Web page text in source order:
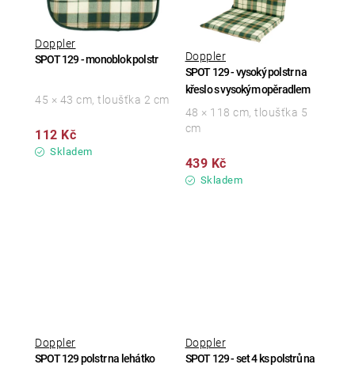
SPOT 129 - monoblok polstr
Doppler
Skladem
112 Kč
45 × 43 cm, tloušťka 2 cm
SPOT 129 - vysoký polstr na
křeslo s vysokým opěradlem
Doppler
Skladem
439 Kč
48 × 118 cm, tloušťka 5
cm
SPOT 129 polstr na lehátko
Doppler
SPOT 129 - set 4 ks polstrů na
Doppler